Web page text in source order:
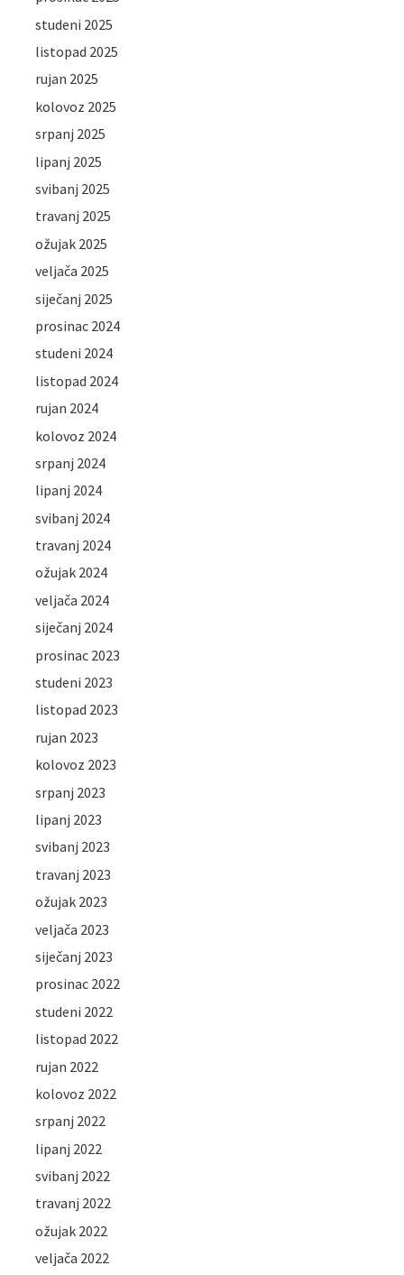
studeni 2025
listopad 2025
rujan 2025
kolovoz 2025
srpanj 2025
lipanj 2025
svibanj 2025
travanj 2025
ožujak 2025
veljača 2025
siječanj 2025
prosinac 2024
studeni 2024
listopad 2024
rujan 2024
kolovoz 2024
srpanj 2024
lipanj 2024
svibanj 2024
travanj 2024
ožujak 2024
veljača 2024
siječanj 2024
prosinac 2023
studeni 2023
listopad 2023
rujan 2023
kolovoz 2023
srpanj 2023
lipanj 2023
svibanj 2023
travanj 2023
ožujak 2023
veljača 2023
siječanj 2023
prosinac 2022
studeni 2022
listopad 2022
rujan 2022
kolovoz 2022
srpanj 2022
lipanj 2022
svibanj 2022
travanj 2022
ožujak 2022
veljača 2022